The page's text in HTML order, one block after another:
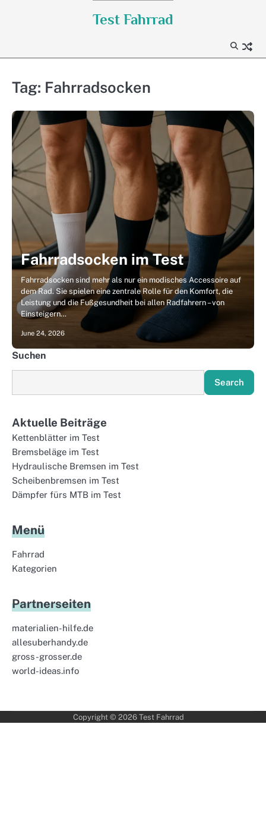
Test Fahrrad
Tag: Fahrradsocken
Fahrradsocken im Test
Fahrradsocken sind mehr als nur ein modisches Accessoire auf
dem Rad. Sie spielen eine zentrale Rolle für den Komfort, die
Leistung und die Fußgesundheit bei allen Radfahrern – von
Einsteigern…
June 24, 2026
Suchen
Search
Aktuelle Beiträge
Kettenblätter im Test
Bremsbeläge im Test
Hydraulische Bremsen im Test
Scheibenbremsen im Test
Dämpfer fürs MTB im Test
Menü
Fahrrad
Kategorien
Partnerseiten
materialien-hilfe.de
allesuberhandy.de
gross-grosser.de
world-ideas.info
Copyright © 2026 Test Fahrrad